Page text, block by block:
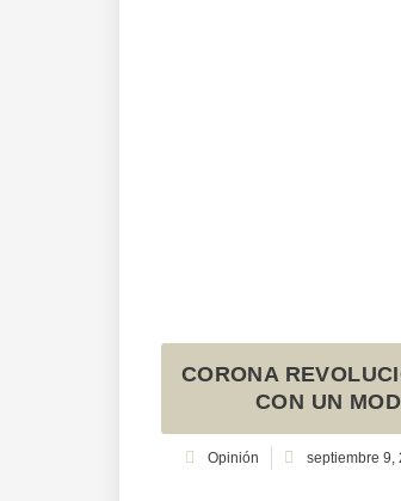
CORONA
CON UN
Opinión septiembre 9,